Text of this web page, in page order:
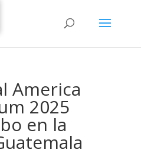
America
2025
en la